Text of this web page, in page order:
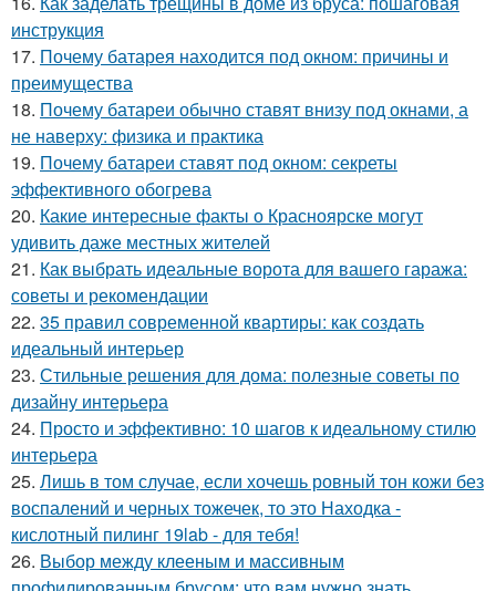
инструкция
17. Почему батарея находится под окном: причины и
преимущества
18. Почему батареи обычно ставят внизу под окнами, а
не наверху: физика и практика
19. Почему батареи ставят под окном: секреты
эффективного обогрева
20. Какие интересные факты о Красноярске могут
удивить даже местных жителей
21. Как выбрать идеальные ворота для вашего гаража:
советы и рекомендации
22. 35 правил современной квартиры: как создать
идеальный интерьер
23. Стильные решения для дома: полезные советы по
дизайну интерьера
24. Просто и эффективно: 10 шагов к идеальному стилю
интерьера
25. Лишь в том случае, если хочешь ровный тон кожи без
воспалений и черных тожечек, то это Находка -
кислотный пилинг 19lab - для тебя!
26. Выбор между клееным и массивным